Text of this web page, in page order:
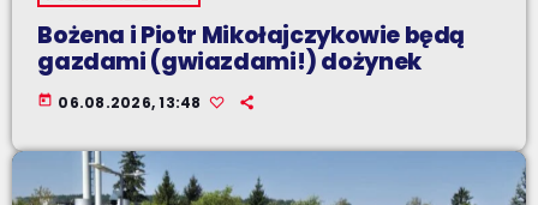
Bożena i Piotr Mikołajczykowie będą
gazdami (gwiazdami!) dożynek
today 06.08.2026, 13:48